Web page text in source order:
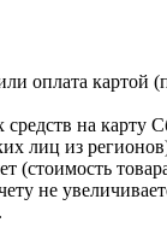
оплата картой
на карту
лиц из
(стоимость
не